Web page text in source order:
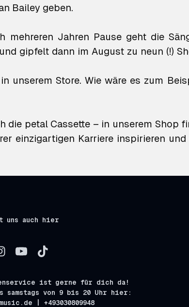
Bailey geben.
mehreren Jahren Pause geht die
gipfelt dann im August zu neun (!)
Store. Wie wäre es zum
die petal Cassette – in unserem Shop
einzigartigen Karriere inspirieren
uns auch hier
ist gerne für dich da!
samstags von 9 bis 20 Uhr hier:
| +493030809948